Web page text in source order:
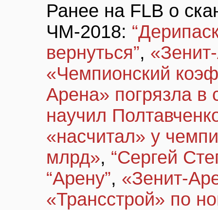
Ранее на FLB о
ЧМ-2018:
вернуться”,
«Чемпионский
Арена» погрязла в
научил
«насчитал» у
млрд», “Сергей
“Арену”, «Зенит-
«Трансстрой» по